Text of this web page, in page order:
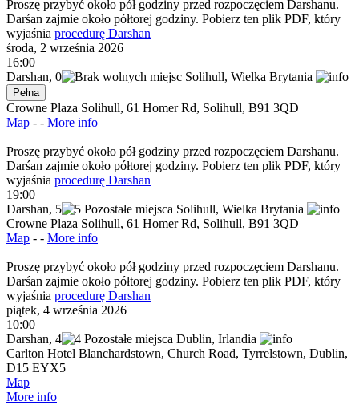
Proszę przybyć około pół godziny przed rozpoczęciem Darshanu.
Darśan zajmie około półtorej godziny. Pobierz ten plik PDF, który
wyjaśnia procedurę Darshan
środa, 2 września 2026
16:00
Darshan, 0 Solihull, Wielka Brytania
Pełna
Crowne Plaza Solihull, 61 Homer Rd, Solihull, B91 3QD
Map - - More info
Proszę przybyć około pół godziny przed rozpoczęciem Darshanu.
Darśan zajmie około półtorej godziny. Pobierz ten plik PDF, który
wyjaśnia procedurę Darshan
19:00
Darshan, 5 Solihull, Wielka Brytania
Crowne Plaza Solihull, 61 Homer Rd, Solihull, B91 3QD
Map - - More info
Proszę przybyć około pół godziny przed rozpoczęciem Darshanu.
Darśan zajmie około półtorej godziny. Pobierz ten plik PDF, który
wyjaśnia procedurę Darshan
piątek, 4 września 2026
10:00
Darshan, 4 Dublin, Irlandia
Carlton Hotel Blanchardstown, Church Road, Tyrrelstown, Dublin,
D15 EYX5
Map
More info